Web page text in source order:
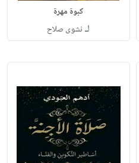
كبوة مهرة
لـ نشوى صلاح